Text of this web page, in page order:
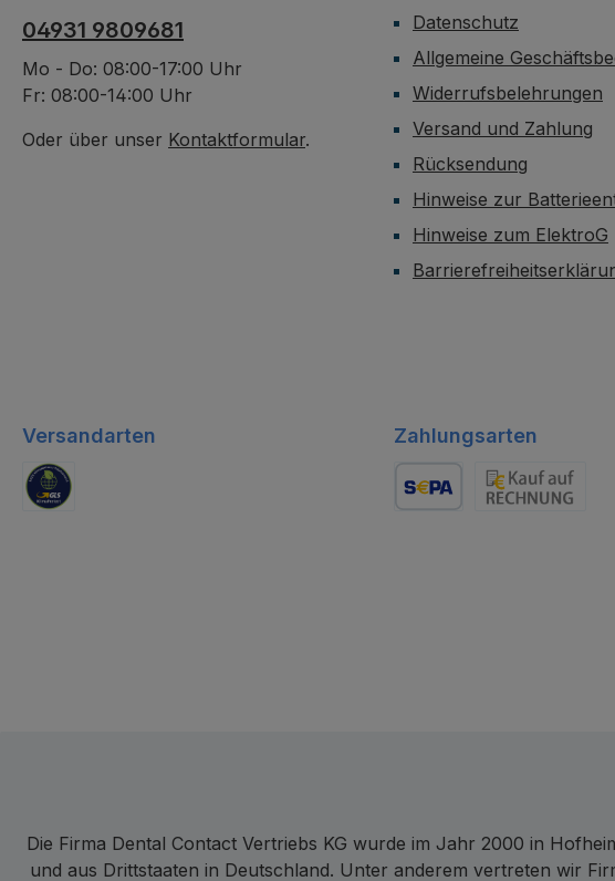
04931 9809681
Mo - Do: 08:00-17:00 Uhr
Fr: 08:00-14:00 Uhr
Oder über unser Kontaktformular.
Datenschutz
Allgemeine
Widerrufsbelehrungen
Versand und Zahlung
Rücksendung
Hinweise zur
Hinweise zum ElektroG
Versandarten Zahlungsarten
Die Firma Dental Contact Vertriebs KG wurde im Jahr 2000 in
und aus Drittstaaten in Deutschland. Unter anderem vertreten wir